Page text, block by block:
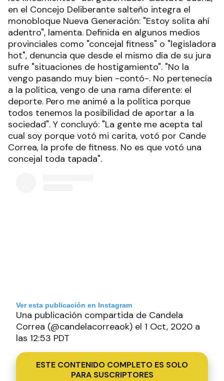
en el Concejo Deliberante salteño integra el
monobloque Nueva Generación: "Estoy solita ahí
adentro", lamenta. Definida en algunos medios
provinciales como "concejal fitness" o "legisladora
hot", denuncia que desde el mismo día de su jura
sufre "situaciones de hostigamiento". "No la
vengo pasando muy bien -contó-. No pertenecía
a la política, vengo de una rama diferente: el
deporte. Pero me animé a la política porque
todos tenemos la posibilidad de aportar a la
sociedad". Y concluyó: "La gente me acepta tal
cual soy porque votó mi carita, votó por Cande
Correa, la profe de fitness. No es que votó una
concejal toda tapada".
Ver esta publicación en Instagram
Una publicación compartida de Candela
Correa (@candelacorreaok) el 1 Oct, 2020 a
las 12:53 PDT
ESTE CONTENIDO COMPLETO ES SOLO
PARA SUSCRIPTORES